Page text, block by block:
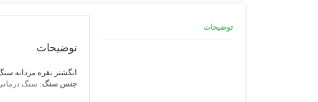
توضیحات
توضیحات
انگشتر نقره مردانه
جنس سنگ: سنگ